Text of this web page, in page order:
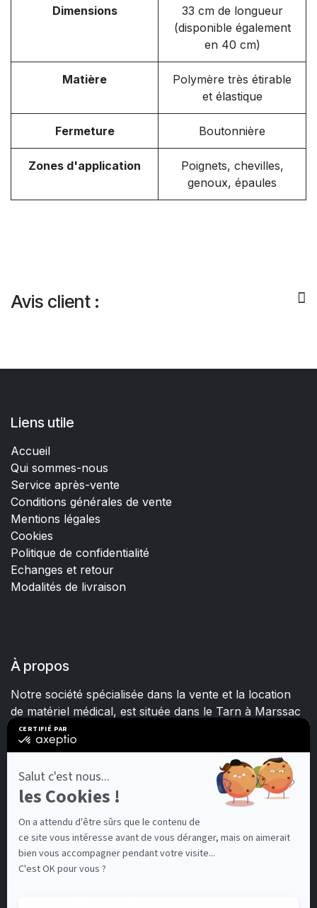
Dimensions
33 cm de longueur
(disponible également
en 40 cm)
Matière
Polymère très étirable
et élastique
Fermeture Boutonnière
Zones d'application
Poignets, chevilles,
genoux, épaules
Avis client :
Liens utile
Accueil
Qui sommes-nous
Service après-vente
Conditions générales de vente
Mentions légales
Cookies
Politique de confidentialité
Echanges et retour
Modalités de livraison
À propos
Notre société spécialisée dans la vente et la location
de matériel médical, est située dans le Tarn à Marssac
sur Tarn.
Fort d'une expérience et d'un savoir-faire de plus de
15 ans, nous mettons quotidiennement tout en œuvre
pour satisfaire les besoins de chacun.
Contactez-nous